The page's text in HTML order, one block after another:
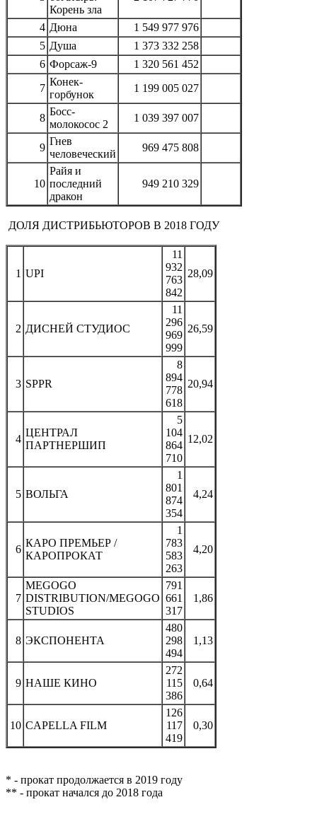
Корень зла
4 Дюна
1 549 977 976
5 Душа
1 373 332 258
6 Форсаж-9
1 320 561 452
7
Конек-
горбунок
1 199 005 027
8
Босс-
молокосос 2
1 039 397 007
9
Гнев
человеческий
969 475 808
10
Райя и
последний
дракон
949 210 329
ДОЛЯ ДИСТРИБЬЮТОРОВ В 2018 ГОДУ
1 UPI
11
932
763
842
28,09
2 ДИСНЕЙ СТУДИОС
11
296
969
999
26,59
3 SPPR
8
894
778
618
20,94
4
ЦЕНТРАЛ
ПАРТНЕРШИП
5
104
864
710
12,02
5 ВОЛЬГА
1
801
874
354
4,24
6
КАРО ПРЕМЬЕР /
КАРОПРОКАТ
1
783
583
263
4,20
7
MEGOGO
DISTRIBUTION/MEGOGO
STUDIOS
791
661
317
1,86
8 ЭКСПОНЕНТА
480
298
494
1,13
9 НАШЕ КИНО
272
115
386
0,64
10 CAPELLA FILM
126
117
419
0,30
* - прокат продолжается в 2019 году
** - прокат начался до 2018 года